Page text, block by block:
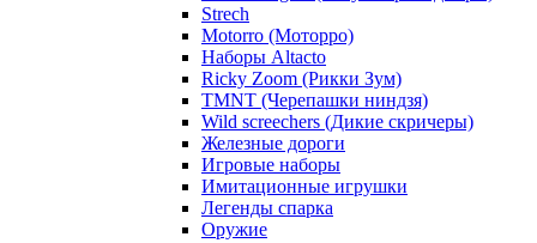
Strech
Motorro (Моторро)
Наборы Altacto
Ricky Zoom (Рикки Зум)
TMNT (Черепашки ниндзя)
Wild screechers (Дикие скричеры)
Железные дороги
Игровые наборы
Имитационные игрушки
Легенды спарка
Оружие